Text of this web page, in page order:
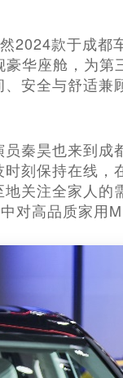
2024款于成
华座舱，为
安全与舒适兼
秦昊也来到
刻保持在线，
关注全家人
对高品质家用